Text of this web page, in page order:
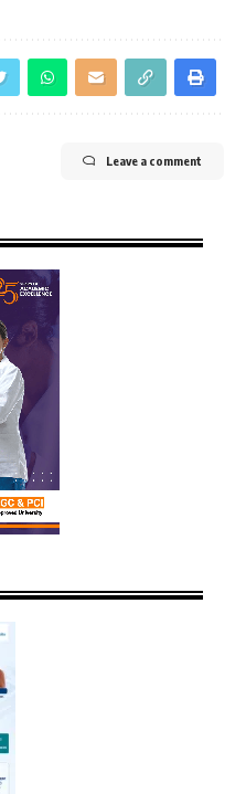
Leave a comment